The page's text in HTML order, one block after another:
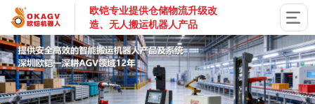
欧铠专业提供仓储物流升级改
造、无人搬运机器人产品
国家高新技术企业，深圳市专精特新企业，深耕AGV搬运机